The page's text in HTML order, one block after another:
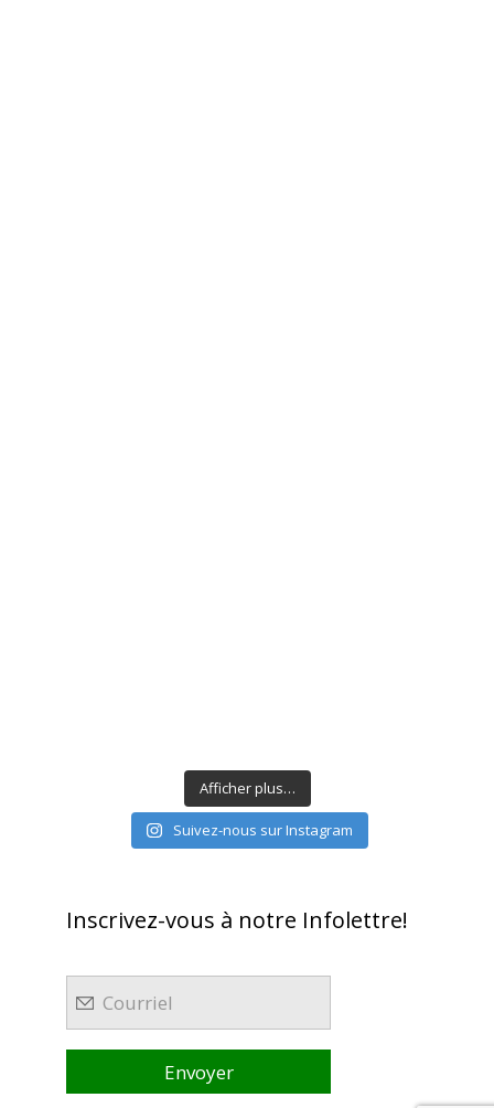
Afficher plus…
Suivez-nous sur Instagram
Inscrivez-vous à notre Infolettre!